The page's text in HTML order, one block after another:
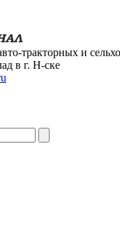
тракторных и
в г. Н-ске